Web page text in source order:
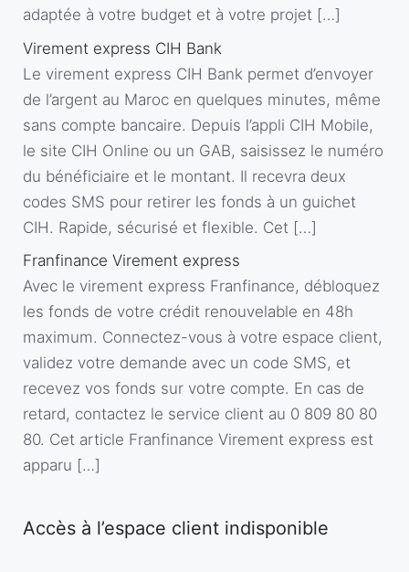
adaptée à votre budget et à votre projet […]
Virement express CIH Bank
Le virement express CIH Bank permet d’envoyer
de l’argent au Maroc en quelques minutes, même
sans compte bancaire. Depuis l’appli CIH Mobile,
le site CIH Online ou un GAB, saisissez le numéro
du bénéficiaire et le montant. Il recevra deux
codes SMS pour retirer les fonds à un guichet
CIH. Rapide, sécurisé et flexible. Cet […]
Franfinance Virement express
Avec le virement express Franfinance, débloquez
les fonds de votre crédit renouvelable en 48h
maximum. Connectez-vous à votre espace client,
validez votre demande avec un code SMS, et
recevez vos fonds sur votre compte. En cas de
retard, contactez le service client au 0 809 80 80
80. Cet article Franfinance Virement express est
apparu […]
Accès à l’espace client indisponible